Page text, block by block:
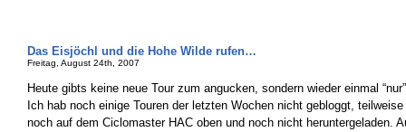
Das Eisjöchl und die Hohe Wilde rufen…
Freitag, August 24th, 2007
Heute gibts keine neue Tour zum angucken, sondern wieder einmal
Ich hab noch einige Touren der letzten Wochen nicht gebloggt,
noch auf dem Ciclomaster HAC oben und noch nicht heruntergeladen.